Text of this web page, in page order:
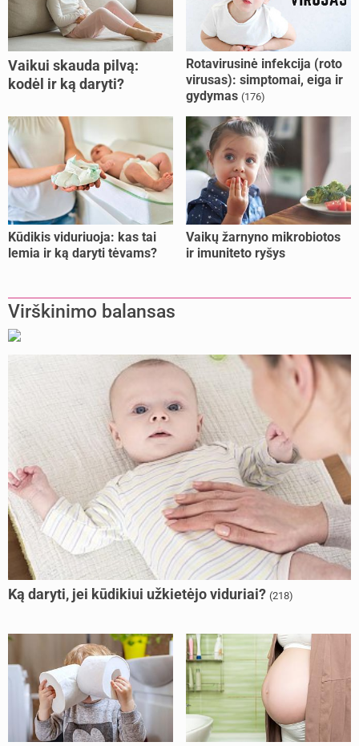
Vaikui skauda pilvą:
kodėl ir ką daryti?
Rotavirusinė infekcija (roto
virusas): simptomai, eiga ir
gydymas (176)
Kūdikis viduriuoja: kas tai
lemia ir ką daryti tėvams?
Vaikų žarnyno mikrobiotos
ir imuniteto ryšys
Virškinimo balansas
Ką daryti, jei kūdikiui užkietėjo viduriai? (218)